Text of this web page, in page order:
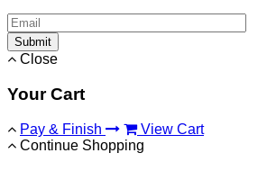
Submit
Close
Your Cart
Pay & Finish
View Cart
Continue Shopping